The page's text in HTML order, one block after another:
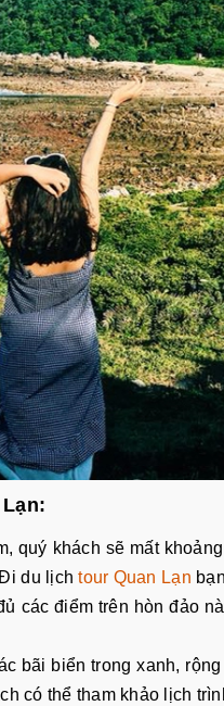
quý khách sẽ mất
Đi du lịchtour Quan Lạn
các điểm trên hòn đảo
bãi biển trong xanh,
có thể tham khảo lịch